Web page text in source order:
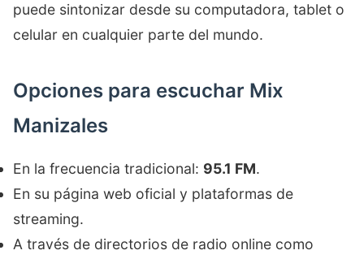
puede sintonizar desde su computadora, tablet o
celular en cualquier parte del mundo.
Opciones para escuchar Mix
Manizales
En la frecuencia tradicional: 95.1 FM.
En su página web oficial y plataformas de
streaming.
A través de directorios de radio online como